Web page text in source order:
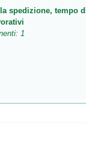
spedizione, tempo
1